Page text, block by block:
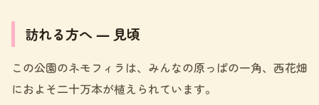
訪れる方へ ― 見頃
この公園のネモフィラは、みんなの原っぱの一角、西花畑
におよそ二十万本が植えられています。